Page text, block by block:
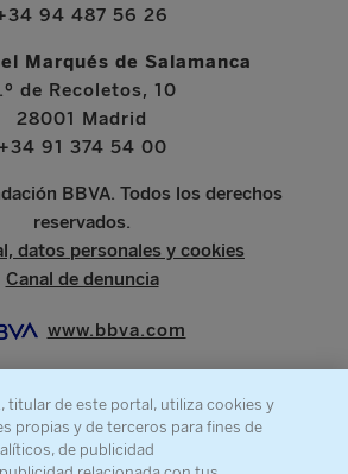
94 487 56 26
Marqués de Salamanca
de Recoletos, 10
28001 Madrid
+34 91 374 54 00
BBVA. Todos los derechos
reservados.
datos personales y cookies
Canal de denuncia
www.bbva.com
LA FUNDACIÓN
titular de este portal, utiliza cookies y
propias y de terceros para fines de
de publicidad